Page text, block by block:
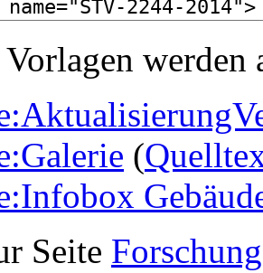
(
Seite